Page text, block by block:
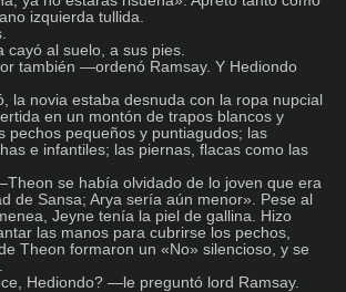
izquierda tullida.
cayó al suelo, a sus pies.
también —ordenó Ramsay. Y Hediondo
la novia estaba desnuda con la ropa nupcial
en un montón de trapos blancos y
pechos pequeños y puntiagudos; las
e infantiles; las piernas, flacas como las
se había olvidado de lo joven que era
de Sansa; Arya sería aún menor». Pese al
Jeyne tenía la piel de gallina. Hizo
las manos para cubrirse los pechos,
Theon formaron un «No» silencioso, y se
Hediondo? —le preguntó lord Ramsay.